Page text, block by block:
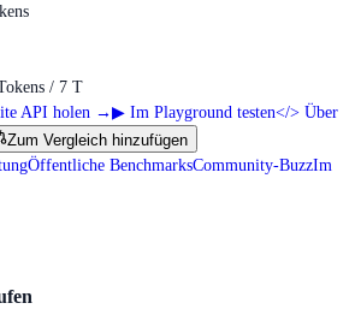
/ 7 T
API holen → ▶ Im Playground testen</> Über
Zum Vergleich hinzufügen
Öffentliche BenchmarksCommunity-BuzzIm